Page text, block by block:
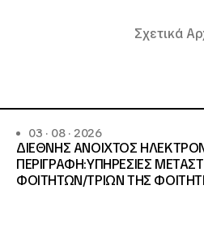
Σχετικά
03 · 08 · 2026
ΔΙΕΘΝΗΣ ΑΝΟΙΧΤΟΣ
ΠΕΡΙΓΡΑΦΗ:ΥΠΗΡΕΣΙΕΣ
ΦΟΙΤΗΤΩΝ/ΤΡΙΩΝ ΤΗΣ